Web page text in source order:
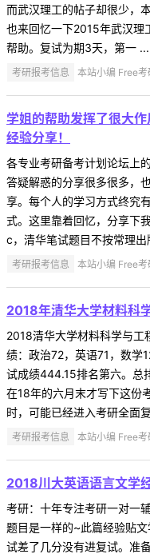
而武汉理工的帖子却很少，
也来回忆一下2015年武汉理
帮助。复试为期3天，第一 ...
考研报考信息 本站小编 Free
学姐的帮助发挥了很大
经验分享！
各专业考研备考计划论坛上
答疑解惑的分享很多很多，
享。每个人的学习方式终究
式。这里靠着回忆，分享下
c，清华笔试题目不按常理
考研报考信息 本站小编 Free
2018年清华大学材料科
2018清华大学材料科学与
绩：政治72，英语71，数学
试成绩444.15排名第六。总
在18年的六月末才写下这份
时，可能已经进入考研全面
考研报考信息 本站小编 Free
2018川大英语语言文学
考研：十年专注考研一对一
题目是一样的~此篇经验贴
试差了几分没有进复试。准